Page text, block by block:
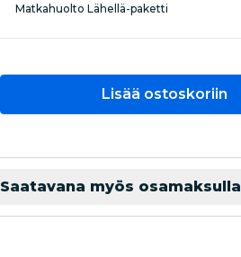
Matkahuolto Lähellä-paketti
Lisää ostoskoriin
Saatavana myös osamaksulla